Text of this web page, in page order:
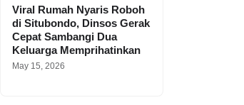
Viral Rumah Nyaris Roboh
di Situbondo, Dinsos Gerak
Cepat Sambangi Dua
Keluarga Memprihatinkan
May 15, 2026